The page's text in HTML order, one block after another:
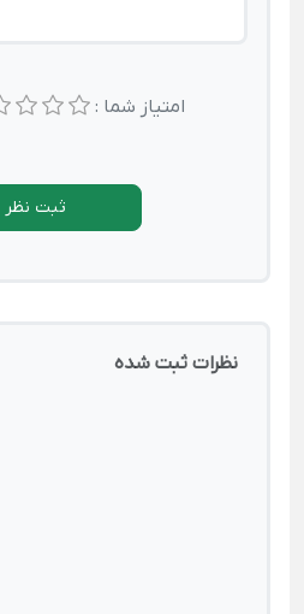
امتیاز شما :
ثبت نظر
نظرات ثبت شده